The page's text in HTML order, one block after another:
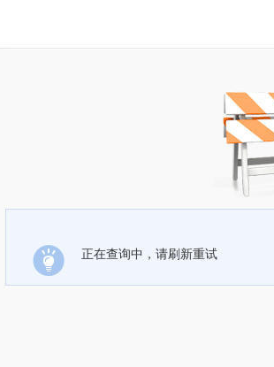
正在查询中，请刷新重试